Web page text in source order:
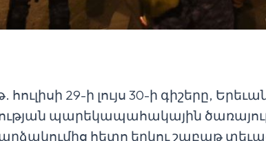
29-ի լույս 30-ի գիշերը,
պարեկապահակային
հետո երկու շաբաթ